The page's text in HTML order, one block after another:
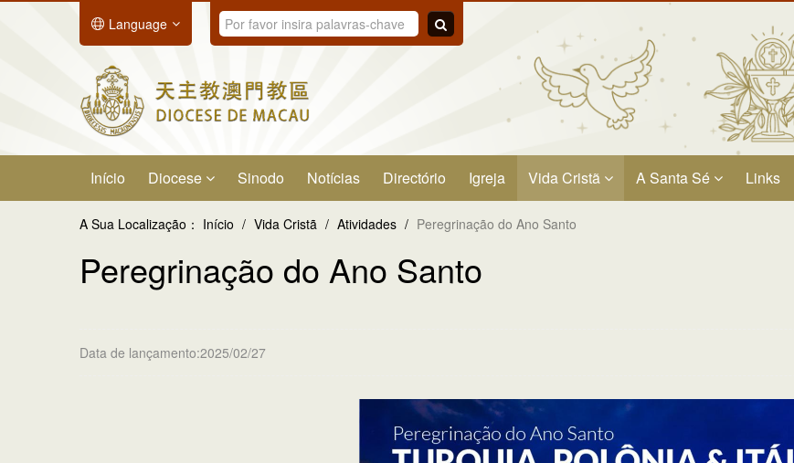
Language
Início Diocese Sinodo Notícias Directório Igreja Vida Cristã A Santa Sé Links
A Sua Localização： Início / Vida Cristã / Atividades / Peregrinação do Ano Santo
Peregrinação do Ano Santo
Data de lançamento:2025/02/27